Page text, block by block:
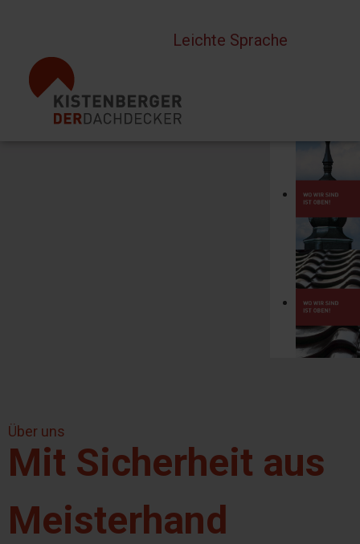
Leichte Sprache
Über uns
Mit Sicherheit aus
Meisterhand